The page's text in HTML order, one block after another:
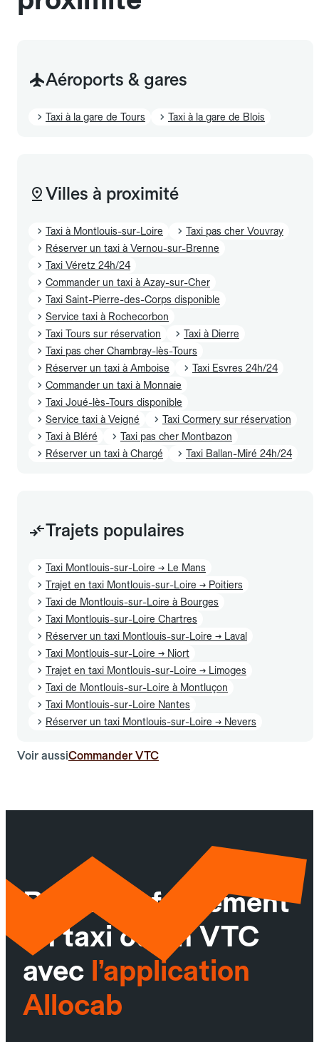
Aéroports & gares
Taxi à la gare de Tours Taxi à la gare de Blois
Villes à proximité
Taxi à Montlouis-sur-Loire
Taxi pas cher Vouvray
Réserver un taxi à Vernou-sur-Brenne
Taxi Véretz 24h/24
Commander un taxi à Azay-sur-Cher
Taxi Saint-Pierre-des-Corps disponible
Service taxi à Rochecorbon
Taxi Tours sur réservation
Taxi à Dierre
Taxi pas cher Chambray-lès-Tours
Réserver un taxi à Amboise
Taxi Esvres 24h/24
Commander un taxi à Monnaie
Taxi Joué-lès-Tours disponible
Service taxi à Veigné
Taxi Cormery sur réservation
Taxi à Bléré
Taxi pas cher Montbazon
Réserver un taxi à Chargé
Taxi Ballan-Miré 24h/24
Trajets populaires
Taxi Montlouis-sur-Loire → Le Mans
Trajet en taxi Montlouis-sur-Loire → Poitiers
Taxi de Montlouis-sur-Loire à Bourges
Taxi Montlouis-sur-Loire Chartres
Réserver un taxi Montlouis-sur-Loire → Laval
Taxi Montlouis-sur-Loire → Niort
Trajet en taxi Montlouis-sur-Loire → Limoges
Taxi de Montlouis-sur-Loire à Montluçon
Taxi Montlouis-sur-Loire Nantes
Réserver un taxi Montlouis-sur-Loire → Nevers
Voir aussiCommander VTC
Réservez facilement
un taxi ou un VTC
avec l’application
Allocab